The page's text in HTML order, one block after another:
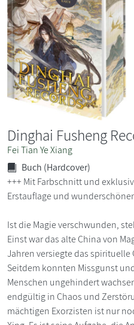
Dinghai Fusheng
Fei Tian Ye Xiang
Buch (Hardcover)
+++ Mit Farbschnitt und
Erstauflage und
Ist die Magie verschwunden,
Einst war das alte China von
Jahren versiegte das spirituelle
Seitdem konnten Missgunst
Menschen ungehindert
endgültig in Chaos und
mächtigen Exorzisten ist nur